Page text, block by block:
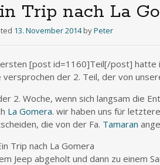
Trip nach La
13. November 2014 byPeter
[post id=1160]Teil[/post] hatte
versprochen der 2. Teil, der von
2. Woche, wenn sich langsam die
La Gomera. wir haben uns für
die von der Fa. Tamaran
Jeep abgeholt und dann zu einem